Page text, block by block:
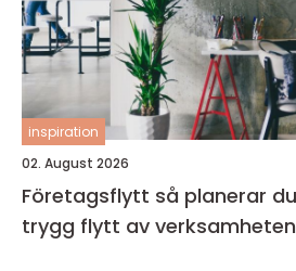
inspiration
02. August 2026
Företagsflytt så planerar du en smidig och
trygg flytt av verksamheten